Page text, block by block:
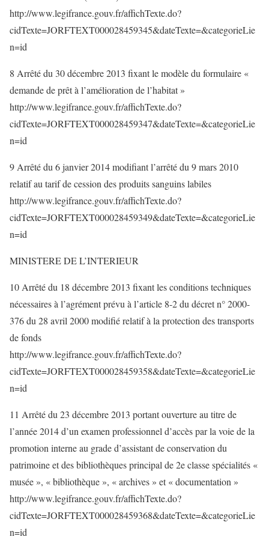
http://www.legifrance.gouv.fr/affichTexte.do?
cidTexte=JORFTEXT000028459345&dateTexte=&categorieLie
n=id
8 Arrêté du 30 décembre 2013 fixant le modèle du formulaire «
demande de prêt à l’amélioration de l’habitat »
http://www.legifrance.gouv.fr/affichTexte.do?
cidTexte=JORFTEXT000028459347&dateTexte=&categorieLie
n=id
9 Arrêté du 6 janvier 2014 modifiant l’arrêté du 9 mars 2010
relatif au tarif de cession des produits sanguins labiles
http://www.legifrance.gouv.fr/affichTexte.do?
cidTexte=JORFTEXT000028459349&dateTexte=&categorieLie
n=id
MINISTERE DE L’INTERIEUR
10 Arrêté du 18 décembre 2013 fixant les conditions techniques
nécessaires à l’agrément prévu à l’article 8-2 du décret n° 2000-
376 du 28 avril 2000 modifié relatif à la protection des transports
de fonds
http://www.legifrance.gouv.fr/affichTexte.do?
cidTexte=JORFTEXT000028459358&dateTexte=&categorieLie
n=id
11 Arrêté du 23 décembre 2013 portant ouverture au titre de
l’année 2014 d’un examen professionnel d’accès par la voie de la
promotion interne au grade d’assistant de conservation du
patrimoine et des bibliothèques principal de 2e classe spécialités «
musée », « bibliothèque », « archives » et « documentation »
http://www.legifrance.gouv.fr/affichTexte.do?
cidTexte=JORFTEXT000028459368&dateTexte=&categorieLie
n=id